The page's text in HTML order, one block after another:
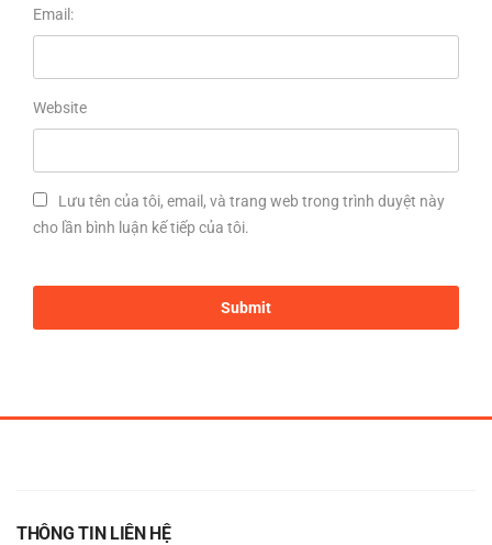
Email:
Website
Lưu tên của tôi, email, và trang web trong trình duyệt này
cho lần bình luận kế tiếp của tôi.
THÔNG TIN LIÊN HỆ